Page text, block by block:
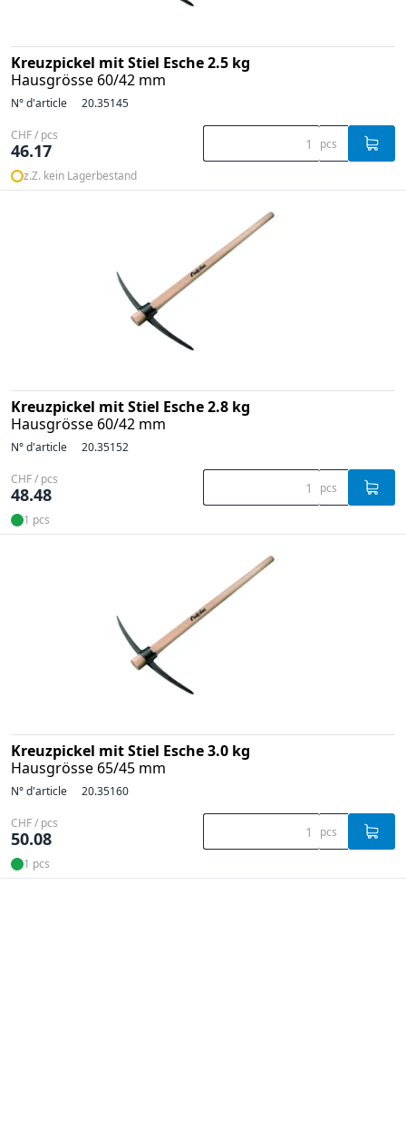
Kreuzpickel mit Stiel Esche 2.5 kg
Hausgrösse 60/42 mm
N° d'article 20.35145
CHF / pcs
46.17 pcs
z.Z. kein Lagerbestand
Kreuzpickel mit Stiel Esche 2.8 kg
Hausgrösse 60/42 mm
N° d'article 20.35152
CHF / pcs
48.48 pcs
1 pcs
Kreuzpickel mit Stiel Esche 3.0 kg
Hausgrösse 65/45 mm
N° d'article 20.35160
CHF / pcs
50.08 pcs
1 pcs